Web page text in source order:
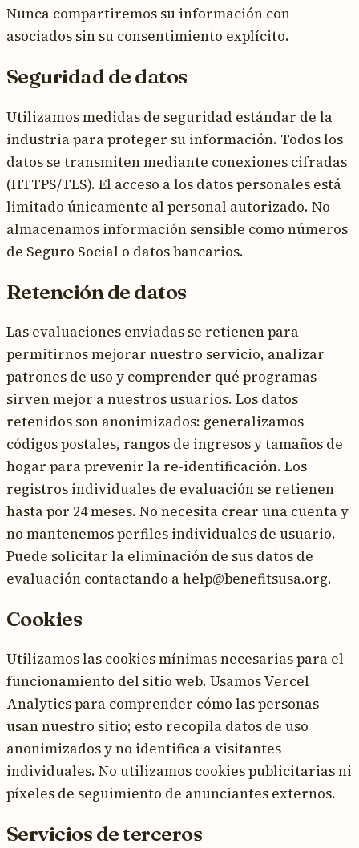
Nunca compartiremos su información con
asociados sin su consentimiento explícito.
Seguridad de datos
Utilizamos medidas de seguridad estándar de la
industria para proteger su información. Todos los
datos se transmiten mediante conexiones cifradas
(HTTPS/TLS). El acceso a los datos personales está
limitado únicamente al personal autorizado. No
almacenamos información sensible como números
de Seguro Social o datos bancarios.
Retención de datos
Las evaluaciones enviadas se retienen para
permitirnos mejorar nuestro servicio, analizar
patrones de uso y comprender qué programas
sirven mejor a nuestros usuarios. Los datos
retenidos son anonimizados: generalizamos
códigos postales, rangos de ingresos y tamaños de
hogar para prevenir la re-identificación. Los
registros individuales de evaluación se retienen
hasta por 24 meses. No necesita crear una cuenta y
no mantenemos perfiles individuales de usuario.
Puede solicitar la eliminación de sus datos de
evaluación contactando a help@benefitsusa.org.
Cookies
Utilizamos las cookies mínimas necesarias para el
funcionamiento del sitio web. Usamos Vercel
Analytics para comprender cómo las personas
usan nuestro sitio; esto recopila datos de uso
anonimizados y no identifica a visitantes
individuales. No utilizamos cookies publicitarias ni
píxeles de seguimiento de anunciantes externos.
Servicios de terceros